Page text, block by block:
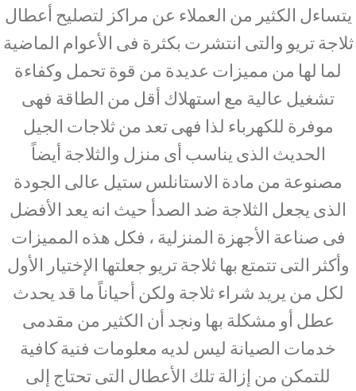
يتساءل الكثير من العملاء عن مراكز لتصليح أعطال
ثلاجة تريو والتى انتشرت بكثرة فى الأعوام الماضية
لما لها من مميزات عديدة من قوة تحمل وكفاءة
تشغيل عالية مع استهلاك أقل من الطاقة فهى
موفرة للكهرباء لذا فهى تعد من ثلاجات الجيل
الحديث الذى يناسب أى منزل والثلاجة أيضاً
مصنوعة من مادة الاستانلس ستيل عالى الجودة
الذى يجعل الثلاجة ضد الصدأ حيث انه يعد الأفضل
فى صناعة الأجهزة المنزلية ، فكل هذه المميزات
وأكثر التى تتمتع بها ثلاجة تريو جعلتها الإختيار الأول
لكل من يريد شراء ثلاجة ولكن أحياناً ما قد يحدث
عطل أو مشكلة بها ونجد أن الكثير من مقدمى
خدمات الصيانة ليس لديه معلومات فنية كافية
للتمكن من إزالة تلك الأعطال التى تحتاج إلى